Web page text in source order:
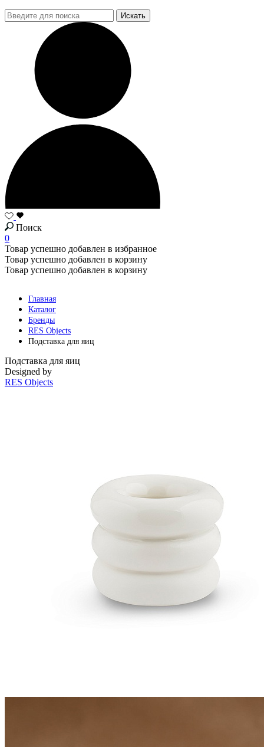
Поиск
0
Товар успешно добавлен в избранное
Товар успешно добавлен в корзину
Товар успешно добавлен в корзину
Главная
Каталог
Бренды
RES Objects
Подставка для яиц
Подставка для яиц
Designed by
RES Objects